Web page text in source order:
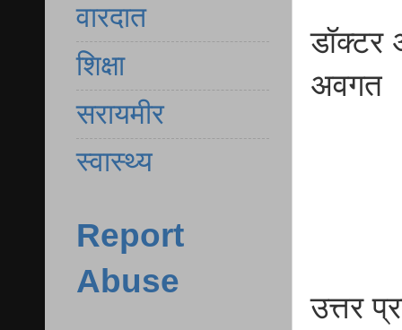
डॉक्टर
अवगत
उत्तर
वारदात
शिक्षा
सरायमीर
स्वास्थ्य
Report
Abuse